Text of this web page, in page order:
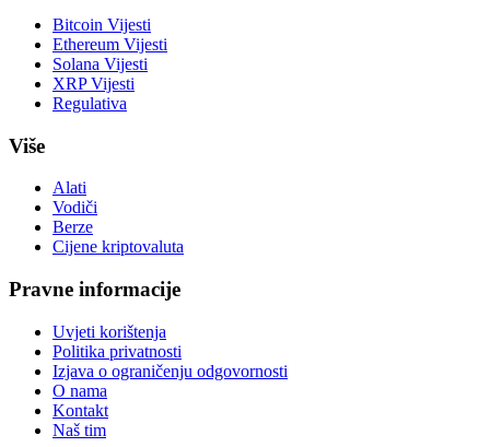
Bitcoin Vijesti
Ethereum Vijesti
Solana Vijesti
XRP Vijesti
Regulativa
Više
Alati
Vodiči
Berze
Cijene kriptovaluta
Pravne informacije
Uvjeti korištenja
Politika privatnosti
Izjava o ograničenju odgovornosti
O nama
Kontakt
Naš tim